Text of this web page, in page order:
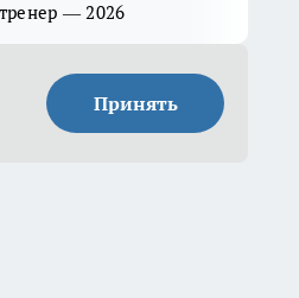
— 2026
Принять